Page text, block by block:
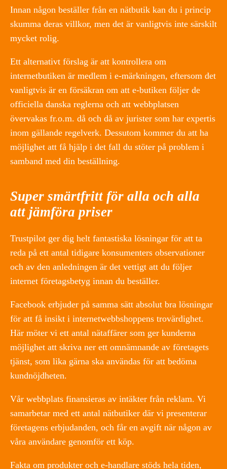
Innan någon beställer från en nätbutik kan du i princip
skumma deras villkor, men det är vanligtvis inte särskilt
mycket rolig.
Ett alternativt förslag är att kontrollera om
internetbutiken är medlem i e-märkningen, eftersom det
vanligtvis är en försäkran om att e-butiken följer de
officiella danska reglerna och att webbplatsen
övervakas fr.o.m. då och då av jurister som har expertis
inom gällande regelverk. Dessutom kommer du att ha
möjlighet att få hjälp i det fall du stöter på problem i
samband med din beställning.
Super smärtfritt för alla och alla
att jämföra priser
Trustpilot ger dig helt fantastiska lösningar för att ta
reda på ett antal tidigare konsumenters observationer
och av den anledningen är det vettigt att du följer
internet företagsbetyg innan du beställer.
Facebook erbjuder på samma sätt absolut bra lösningar
för att få insikt i internetwebbshoppens trovärdighet.
Här möter vi ett antal nätaffärer som ger kunderna
möjlighet att skriva ner ett omnämnande av företagets
tjänst, som lika gärna ska användas för att bedöma
kundnöjdheten.
Vår webbplats finansieras av intäkter från reklam. Vi
samarbetar med ett antal nätbutiker där vi presenterar
företagens erbjudanden, och får en avgift när någon av
våra användare genomför ett köp.
Fakta om produkter och e-handlare stöds hela tiden,